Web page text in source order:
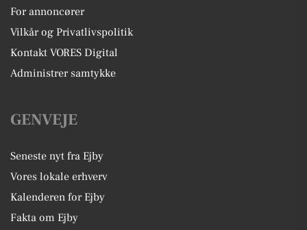
For annoncører
Vilkår og Privatlivspolitik
Kontakt VORES Digital
Administrer samtykke
GENVEJE
Seneste nyt fra Ejby
Vores lokale erhverv
Kalenderen for Ejby
Fakta om Ejby